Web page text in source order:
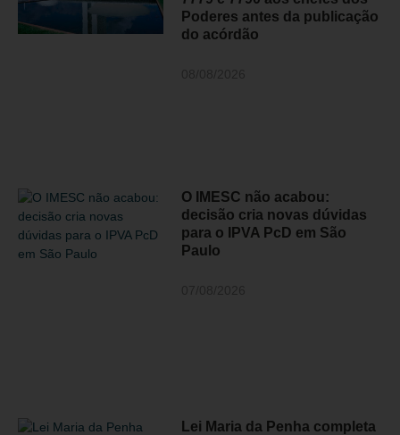
Poderes antes da publicação
do acórdão
O IMESC não acabou:
decisão cria novas dúvidas
para o IPVA PcD em São
Paulo
Lei Maria da Penha completa